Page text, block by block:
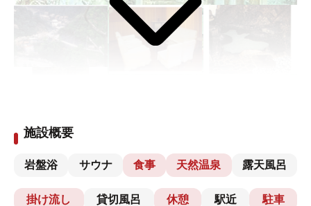
施設概要
岩盤浴 サウナ 食事 天然温泉 露天風呂
掛け流し 貸切風呂 休憩 駅近 駐車